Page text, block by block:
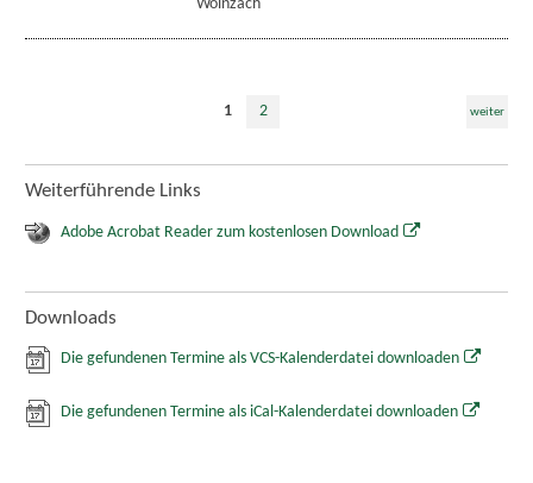
Wolnzach
1 2 weiter
Weiterführende Links
Adobe Acrobat Reader zum kostenlosen Download
Downloads
Die gefundenen Termine als VCS-Kalenderdatei downloaden
Die gefundenen Termine als iCal-Kalenderdatei downloaden